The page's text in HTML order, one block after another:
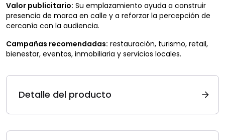
Valor publicitario: Su emplazamiento ayuda a construir
presencia de marca en calle y a reforzar la percepción de
cercanía con la audiencia.
Campañas recomendadas: restauración, turismo, retail,
bienestar, eventos, inmobiliaria y servicios locales.
Detalle del producto